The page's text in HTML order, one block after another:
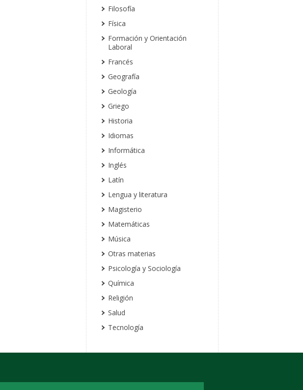
Filosofía
Física
Formación y Orientación
Laboral
Francés
Geografía
Geología
Griego
Historia
Idiomas
Informática
Inglés
Latín
Lengua y literatura
Magisterio
Matemáticas
Música
Otras materias
Psicología y Sociología
Química
Religión
Salud
Tecnología